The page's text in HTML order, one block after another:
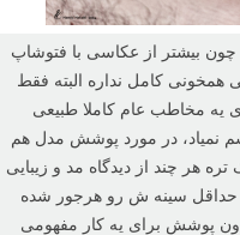
چون بیشتر از عکاسی با فتوشاپ
همخونی کامل نداره البته فقط
یه مخاطب عام کاملا طبیعی
نمیاد، در مورد پوشش مدل هم
هر چند از دیدگاه مد و زیبایی
حداقل سینه ش رو هرجور شده
پوشش برای یه کار مفهومی